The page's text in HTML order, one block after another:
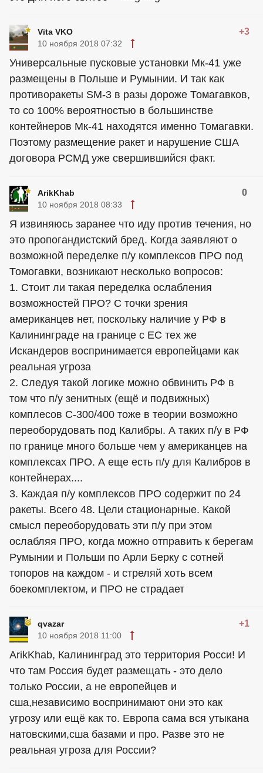
Vita VKO +3
10 ноября 2018 07:32
Универсальные пусковые установки Мк-41 уже
размещены в Польше и Румынии. И так как
противоракеты SM-3 в разы дороже Томагавков,
то со 100% вероятностью в большинстве
контейнеров Мк-41 находятся именно Томагавки.
Поэтому размещение ракет и нарушение США
договора РСМД уже свершившийся факт.
ArikKhab 0
10 ноября 2018 08:33
Я извиняюсь заранее что иду против течения, но
это пропогандистский бред. Когда заявляют о
возможной переделке п/у комплексов ПРО под
Томогавки, возникают несколько вопросов:
1. Стоит ли такая переделка ослабления
возможностей ПРО? С точки зрения
американцев нет, поскольку наличие у РФ в
Калининграде на границе с ЕС тех же
Искандеров воспринимается европейцами как
реальная угроза
2. Следуя такой логике можно обвинить РФ в
том что п/у зенитных (ещё и подвижных)
комплесов С-300/400 тоже в теории возможно
переоборудовать под Калибры. А таких п/у в РФ
по границе много больше чем у американцев на
комплексах ПРО. А еще есть п/у для Калибров в
контейнерах....
3. Каждая п/у комплексов ПРО содержит по 24
ракеты. Всего 48. Цели стационарные. Какой
смысл переоборудовать эти п/у при этом
ослабляя ПРО, когда можно отправить к берегам
Румынии и Польши по Арли Берку с сотней
топоров на каждом - и стреляй хоть всем
боекомплектом, и ПРО не страдает
qvazar +1
10 ноября 2018 11:00
ArikKhab, Калининград это территория Росси! И
что там Россия будет размещать - это дело
только России, а не европейцев и
сша,независимо воспринимают они это как
угрозу или ещё как то. Европа сама вся утыкана
натовскими,сша базами и про. Разве это не
реальная угроза для России?